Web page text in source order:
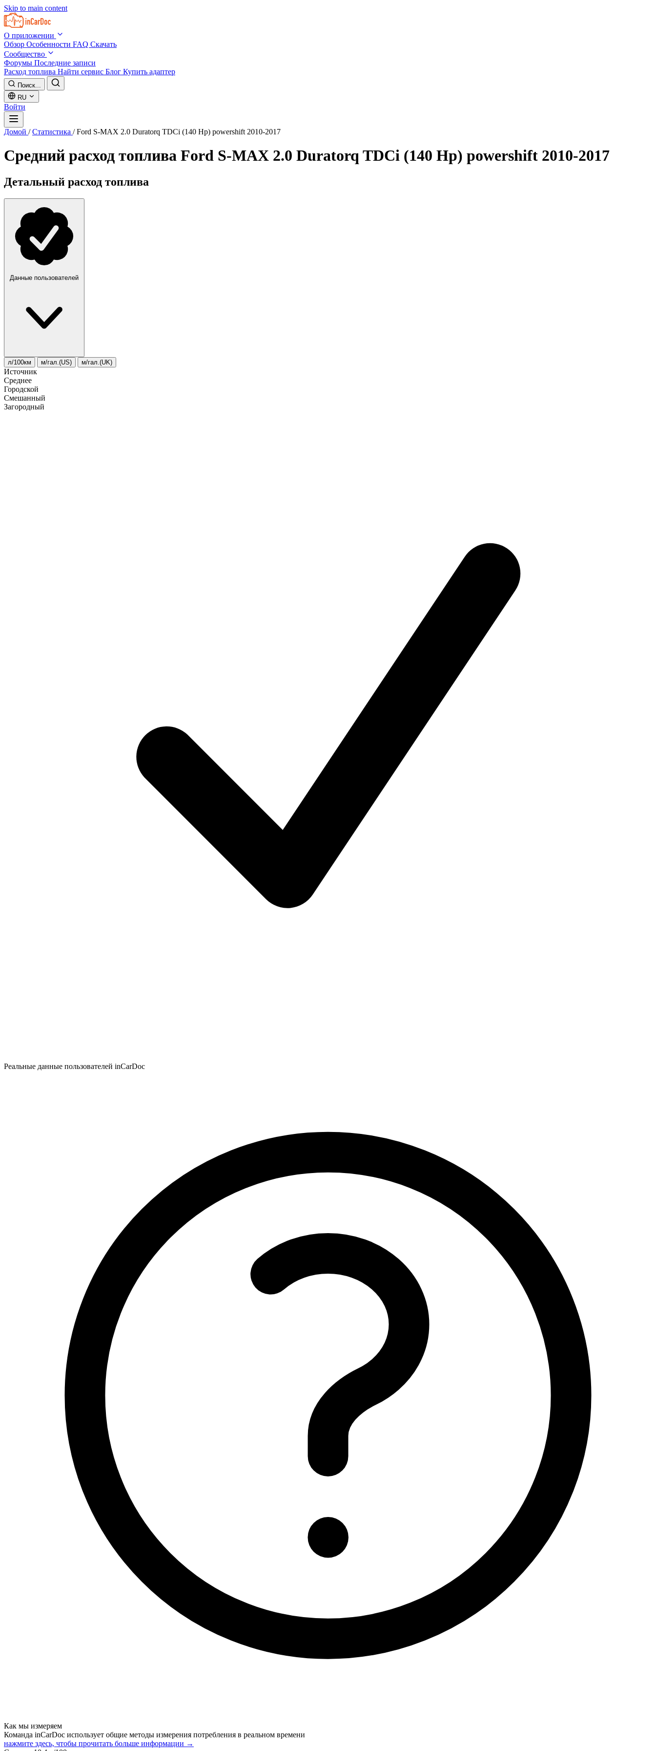
Skip to main content
О приложении
Обзор Особенности FAQ Скачать
Сообщество
Форумы Последние записи
Расход топлива Найти сервис Блог Купить адаптер
Поиск...
RU
Войти
Домой / Статистика / Ford S-MAX 2.0 Duratorq TDCi (140 Hp) powershift 2010-2017
Средний расход топлива Ford S-MAX 2.0 Duratorq TDCi (140 Hp) powershift 2010-2017
Детальный расход топлива
Данные пользователей
л/100км м/гал.(US) м/гал.(UK)
Источник
Среднее
Городской
Смешанный
Загородный
Реальные данные пользователей inCarDoc
Как мы измеряем
Команда inCarDoc использует общие методы измерения потребления в реальном времени
нажмите здесь, чтобы прочитать больше информации →